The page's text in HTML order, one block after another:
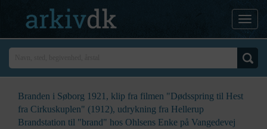
Branden i Søborg 1921, klip fra filmen "Dødsspring til Hest
fra Cirkuskuplen" (1912), udrykning fra Hellerup
Brandstation til "brand" hos Ohlsens Enke på Vangedevej